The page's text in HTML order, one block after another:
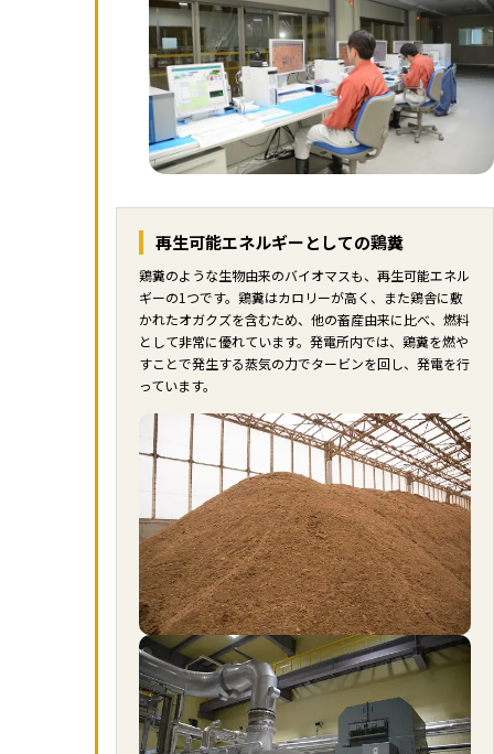
再生可能エネルギーとしての鶏糞
鶏糞のような生物由来のバイオマスも、再生可能エネル
ギーの1つです。鶏糞はカロリーが高く、また鶏舎に敷
かれたオガクズを含むため、他の畜産由来に比べ、燃料
として非常に優れています。発電所内では、鶏糞を燃や
すことで発生する蒸気の力でタービンを回し、発電を行
っています。